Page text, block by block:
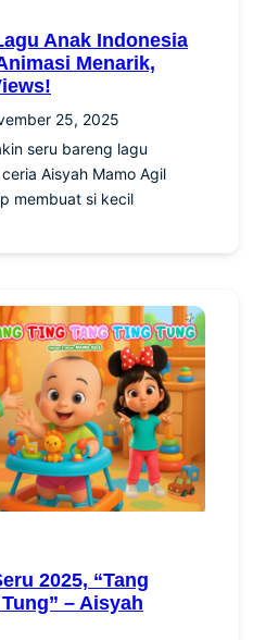
Anak Indonesia
Menarik,
25, 2025
seru bareng lagu
Aisyah Mamo Agil
membuat si kecil
2025, “Tang
– Aisyah